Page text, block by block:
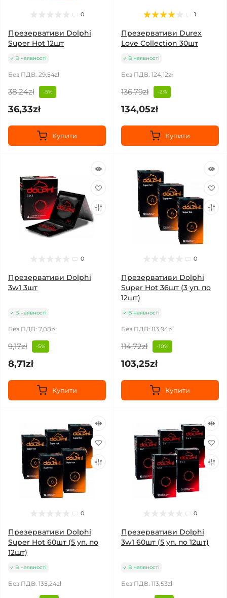
0
Презервативи Dolphi
Super Hot 12шт
В наявності
Без ПДВ: 29,54zł
38,24zł -5%
36,33zł
Купити
1
Презервативи Durex
Love Collection 30шт
В наявності
Без ПДВ: 124,12zł
136,79zł -2%
134,05zł
Купити
0
Презервативи Dolphi
3w1 3шт
В наявності
Без ПДВ: 7,08zł
9,17zł -5%
8,71zł
Купити
0
Презервативи Dolphi
Super Hot 36шт (3 уп. по
12шт)
В наявності
Без ПДВ: 83,94zł
114,72zł -10%
103,25zł
Купити
0
Презервативи Dolphi
Super Hot 60шт (5 уп. по
12шт)
В наявності
Без ПДВ: 135,24zł
0
Презервативи Dolphi
3w1 60шт (5 уп. по 12шт)
В наявності
Без ПДВ: 113,53zł